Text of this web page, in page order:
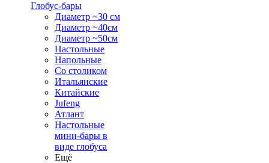
Глобус-бары
Диаметр ~30 см
Диаметр ~40см
Диаметр ~50см
Настольные
Напольные
Со столиком
Итальянские
Китайские
Jufeng
Атлант
Настольные
мини-бары в
виде глобуса
Ещё